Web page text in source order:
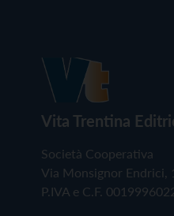
Vita Trentina
Società Cooperativa
Via Monsignor Endrici,
P.IVA e C.F.